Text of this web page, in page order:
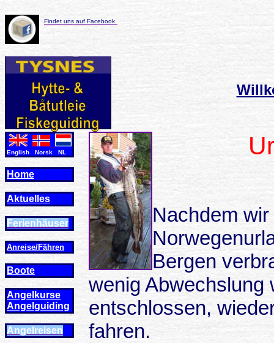
Findet uns auf Facebook
English Norsk NL
Home
Aktuelles
Ferienhäuser
Anreise/Fähren
Boote
Angelkurse
Angel guiding
Angelreisen
Nachdem
Bergen
wenig Abwechslung
entschlossen,
fahren.